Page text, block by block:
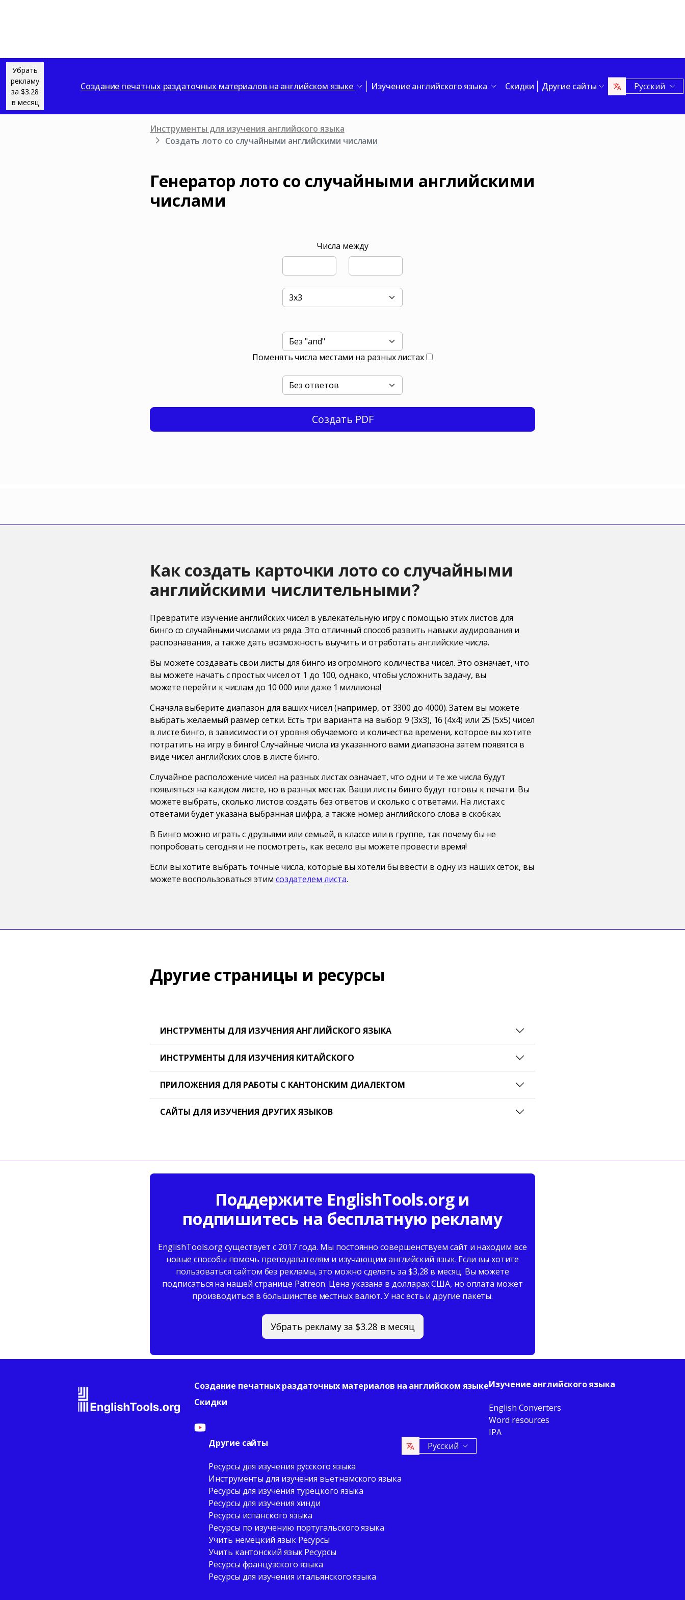
Убрать
рекламу
за $3.28
в месяц
Создание печатных раздаточных материалов на английском языке Изучение английского языка Скидки Другие сайты Русский
Инструменты для изучения английского языка
Создать лото со случайными английскими числами
Генератор лото со случайными английскими
числами
Числа между
Поменять числа местами на разных листах
Создать PDF
Как создать карточки лото со случайными
английскими числительными?
Превратите изучение английских чисел в увлекательную игру с помощью этих листов для
бинго со случайными числами из ряда. Это отличный способ развить навыки аудирования и
распознавания, а также дать возможность выучить и отработать английские числа.
Вы можете создавать свои листы для бинго из огромного количества чисел. Это означает, что
вы можете начать с простых чисел от 1 до 100, однако, чтобы усложнить задачу, вы
можете перейти к числам до 10 000 или даже 1 миллиона!
Сначала выберите диапазон для ваших чисел (например, от 3300 до 4000). Затем вы можете
выбрать желаемый размер сетки. Есть три варианта на выбор: 9 (3x3), 16 (4x4) или 25 (5x5) чисел
в листе бинго, в зависимости от уровня обучаемого и количества времени, которое вы хотите
потратить на игру в бинго! Случайные числа из указанного вами диапазона затем появятся в
виде чисел английских слов в листе бинго.
Случайное расположение чисел на разных листах означает, что одни и те же числа будут
появляться на каждом листе, но в разных местах. Ваши листы бинго будут готовы к печати. Вы
можете выбрать, сколько листов создать без ответов и сколько с ответами. На листах с
ответами будет указана выбранная цифра, а также номер английского слова в скобках.
В Бинго можно играть с друзьями или семьей, в классе или в группе, так почему бы не
попробовать сегодня и не посмотреть, как весело вы можете провести время!
Если вы хотите выбрать точные числа, которые вы хотели бы ввести в одну из наших сеток, вы
можете воспользоваться этим создателем листа.
Другие страницы и ресурсы
ИНСТРУМЕНТЫ ДЛЯ ИЗУЧЕНИЯ АНГЛИЙСКОГО ЯЗЫКА
ИНСТРУМЕНТЫ ДЛЯ ИЗУЧЕНИЯ КИТАЙСКОГО
ПРИЛОЖЕНИЯ ДЛЯ РАБОТЫ С КАНТОНСКИМ ДИАЛЕКТОМ
САЙТЫ ДЛЯ ИЗУЧЕНИЯ ДРУГИХ ЯЗЫКОВ
Поддержите EnglishTools.org и
подпишитесь на бесплатную рекламу
EnglishTools.org существует с 2017 года. Мы постоянно совершенствуем сайт и находим все
новые способы помочь преподавателям и изучающим английский язык. Если вы хотите
пользоваться сайтом без рекламы, это можно сделать за $3,28 в месяц. Вы можете
подписаться на нашей странице Patreon. Цена указана в долларах США, но оплата может
производиться в большинстве местных валют. У нас есть и другие пакеты.
Убрать рекламу за $3.28 в месяц
Создание печатных раздаточных материалов на английском языке
Скидки
Изучение английского языка
English Converters
Word resources
IPA
Другие сайты
Ресурсы для изучения русского языка
Инструменты для изучения вьетнамского языка
Ресурсы для изучения турецкого языка
Ресурсы для изучения хинди
Ресурсы испанского языка
Ресурсы по изучению португальского языка
Учить немецкий язык Ресурсы
Учить кантонский язык Ресурсы
Ресурсы французского языка
Ресурсы для изучения итальянского языка
Русский